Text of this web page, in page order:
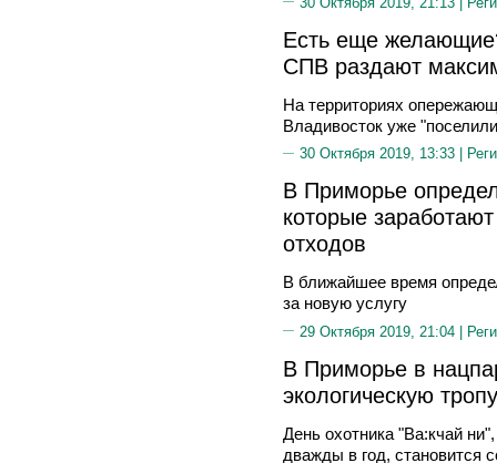
Есть еще
СПВ раздают
На территориях
Владивосток уже
30 Октября 2019, 13:33 |
В Приморье
которые
отходов
В ближайшее время
за новую услугу
29 Октября 2019, 21:04 |
В Приморье в
экологическую тропу
День охотника "Ва:кчай
дважды в год, становится